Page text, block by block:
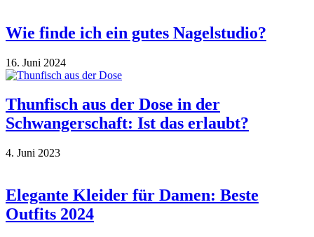
Wie finde ich ein gutes Nagelstudio?
16. Juni 2024
Thunfisch aus der Dose in der
Schwangerschaft: Ist das erlaubt?
4. Juni 2023
Elegante Kleider für Damen: Beste
Outfits 2024